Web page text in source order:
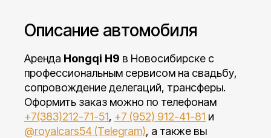
Описание автомобиля
Аренда Hongqi H9 в Новосибирске с
профессиональным сервисом на свадьбу,
сопровождение делегаций, трансферы.
Оформить заказ можно по телефонам
+7(383)212-71-51, +7 (952) 912-41-81 и
@royalcars54 (Telegram), а также вы